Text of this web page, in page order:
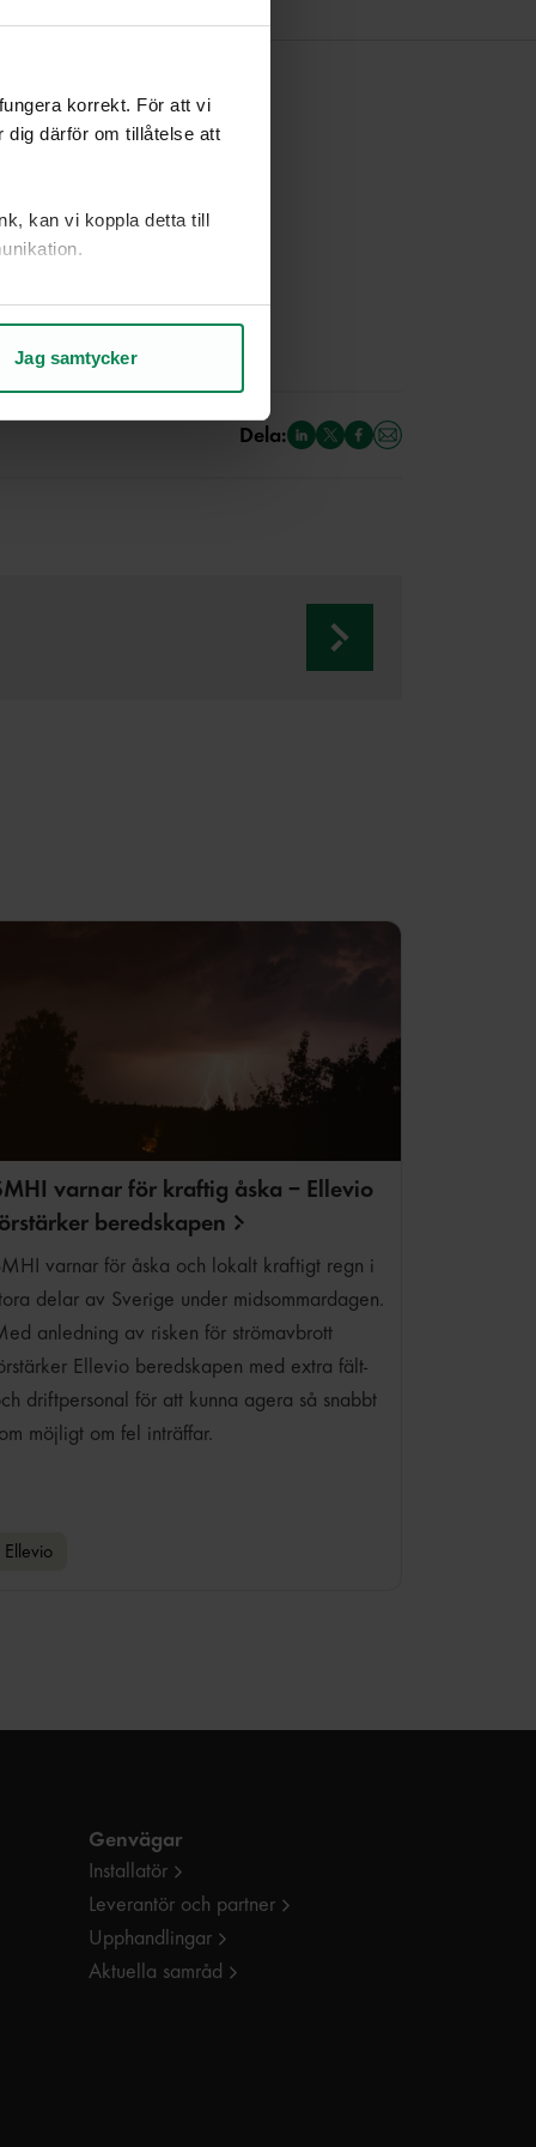
korrekt. För att vi
därför om tillåtelse att
kan vi koppla detta till
vad som kan förbättras.
sida.
Jag samtycker
mig!
Dela:
varnar för kraftig åska – Ellevio
beredskapen
varnar för åska och lokalt kraftigt regn i
delar av Sverige under midsommardagen.
anledning av risken för strömavbrott
Ellevio beredskapen med extra fält-
driftpersonal för att kunna agera så snabbt
möjligt om fel inträffar.
Ellevio
Genvägar
Installatör
Leverantör och partner
Upphandlingar
Aktuella samråd